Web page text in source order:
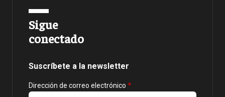
Sigue
conectado
Suscríbete a la newsletter
Dirección de correo electrónico